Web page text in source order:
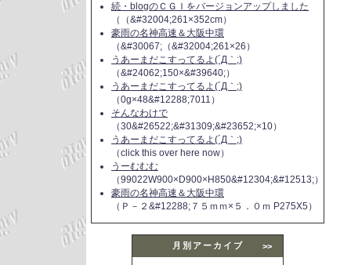
続・blogのＣＧＩをバージョンアップしました
（（&#32004;261×352cm）
豪雨の名神高速＆大阪中環
（&#30067;（&#32004;261×26）
うあーまだこすってるよ(´Д｀;)
（&#24062;150×&#39640;）
うあーまだこすってるよ(´Д｀;)
（0g×48&#12288;7011）
そんなわけで
（30&#26522;&#31309;&#23652;×10）
うあーまだこすってるよ(´Д｀;)
（click this over here now）
うーむむむ
（99022W900×D900×H850&#12304;&#12513;）
豪雨の名神高速＆大阪中環
（Ｐ－２&#12288;７５ｍｍ×５．０ｍ P275X5）
月別アーカイブ >>